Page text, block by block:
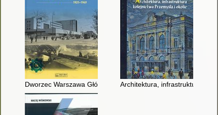
Dworzec Warszawa Główna i linia średnicowa : 1921-1949
Architektura, infrastruktura